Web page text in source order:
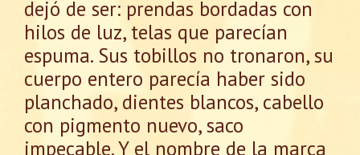
dejó de ser: prendas bordadas con
hilos de luz, telas que parecían
espuma. Sus tobillos no tronaron, su
cuerpo entero parecía haber sido
planchado, dientes blancos, cabello
con pigmento nuevo, saco
impecable. Y el nombre de la marca